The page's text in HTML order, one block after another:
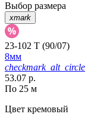
Выбор размера
xmark
23-102 T (90/07)
8мм
checkmark_alt_circle
53.07 р.
По 25 м
Цвет кремовый